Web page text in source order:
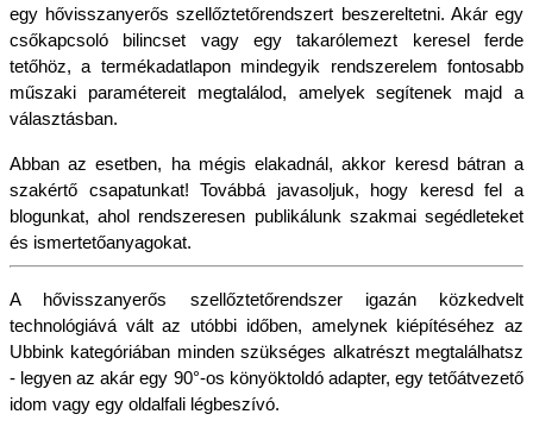
egy hővisszanyerős szellőztetőrendszert beszereltetni. Akár egy
csőkapcsoló bilincset vagy egy takarólemezt keresel ferde
tetőhöz, a termékadatlapon mindegyik rendszerelem fontosabb
műszaki paramétereit megtalálod, amelyek segítenek majd a
választásban.
Abban az esetben, ha mégis elakadnál, akkor keresd bátran a
szakértő csapatunkat! Továbbá javasoljuk, hogy keresd fel a
blogunkat, ahol rendszeresen publikálunk szakmai segédleteket
és ismertetőanyagokat.
A hővisszanyerős szellőztetőrendszer igazán közkedvelt
technológiává vált az utóbbi időben, amelynek kiépítéséhez az
Ubbink kategóriában minden szükséges alkatrészt megtalálhatsz
- legyen az akár egy 90°-os könyöktoldó adapter, egy tetőátvezető
idom vagy egy oldalfali légbeszívó.